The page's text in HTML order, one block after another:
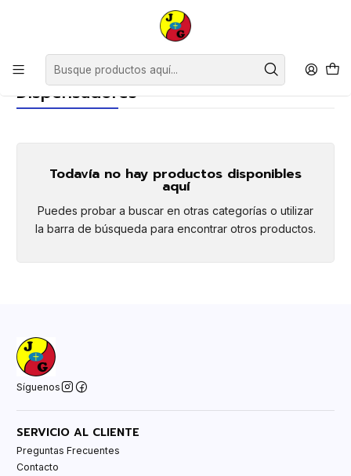
Disponible sólo Retiro en Tienda Osorno.
Accesorios de Limpieza
Dispensadores
Todavía no hay productos disponibles
aquí
Puedes probar a buscar en otras categorías o utilizar
la barra de búsqueda para encontrar otros productos.
Síguenos
SERVICIO AL CLIENTE
Preguntas Frecuentes
Contacto